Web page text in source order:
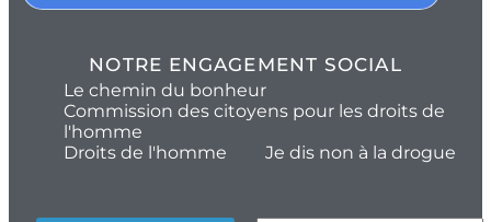
NOTRE ENGAGEMENT SOCIAL
Le chemin du bonheur
Commission des citoyens pour les droits de
l'homme
Droits de l'homme
Je dis non à la drogue